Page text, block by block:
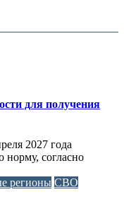
для получения
2027 года
норму, согласно
регионы СВО